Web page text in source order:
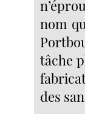
nom
tâche
des